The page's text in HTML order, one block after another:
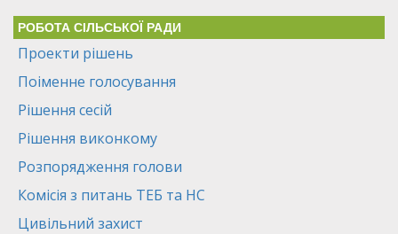
РОБОТА СІЛЬСЬКОЇ РАДИ
Проекти рішень
Поіменне голосування
Рішення сесій
Рішення виконкому
Розпорядження голови
Комісія з питань ТЕБ та НС
Цивільний захист